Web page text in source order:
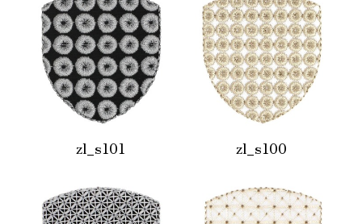
zl_s101 zl_s100